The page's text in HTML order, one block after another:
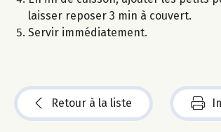
laisser reposer 3 min à couvert.
Servir immédiatement.
Retour à la liste